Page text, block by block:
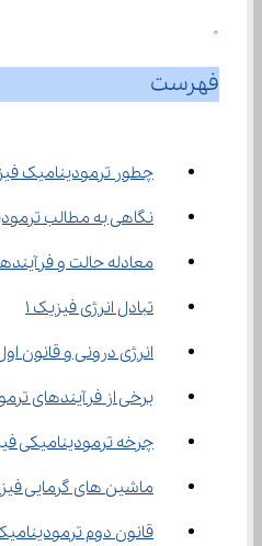
0
فهرست
چطور ترمودینامیک فیزیک ۱ را یاد
نگاهی به مطالب
معادله حالت و
تبادل انرژی فیزیک ۱
انرژی درونی و قانون
برخی از فرآیندهای
چرخه ترمودینامیکی
ماشین های گرمایی
قانون دوم